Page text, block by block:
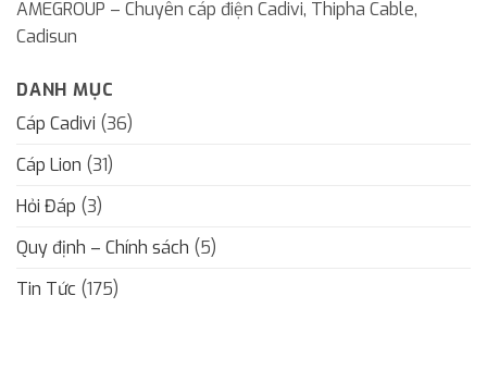
AMEGROUP – Chuyên cáp điện Cadivi, Thipha Cable,
Cadisun
DANH MỤC
Cáp Cadivi (36)
Cáp Lion (31)
Hỏi Đáp (3)
Quy định – Chính sách (5)
Tin Tức (175)